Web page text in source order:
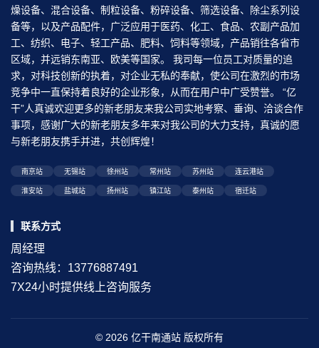
燥设备、混合设备、制粒设备、粉碎设备、筛选设备、除尘系列设
备等，以及产品配件，广泛应用于医药、化工、食品、农副产品加
工、纺织、电子、轻工产品、肥料、饲料等领域，产品销往各省市
区域，并远销东南亚、欧美等国家。 我司每一位员工对质量的追
求，对科技创新的执着，对企业无私的奉献，使公司在激烈的市场
竞争中一直保持着良好的企业形象，从而在用户中广受赞誉。 “亿
干”人真诚欢迎更多的新老朋友来我公司实地考察、垂询、洽谈合作
事项，感谢广大的新老朋友多年来对我公司的大力支持，真诚的愿
与新老朋友携手并进，共创辉煌！
南京站 无锡站 徐州站 常州站 苏州站 连云港站
淮安站 盐城站 扬州站 镇江站 泰州站 宿迁站
联系方式
周经理
咨询热线：13776887491
7X24小时提供线上咨询服务
© 2026 亿干南通站 版权所有